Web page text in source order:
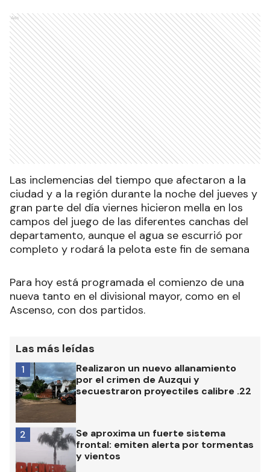
Ads
Las inclemencias del tiempo que afectaron a la
ciudad y a la región durante la noche del jueves y
gran parte del día viernes hicieron mella en los
campos del juego de las diferentes canchas del
departamento, aunque el agua se escurrió por
completo y rodará la pelota este fin de semana
Para hoy está programada el comienzo de una
nueva tanto en el divisional mayor, como en el
Ascenso, con dos partidos.
Las más leídas
Realizaron un nuevo allanamiento
por el crimen de Auzqui y
secuestraron proyectiles calibre .22
1
Se aproxima un fuerte sistema
frontal: emiten alerta por tormentas
y vientos
2